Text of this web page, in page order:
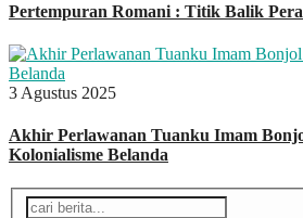
Pertempuran Romani : Titik Balik
3 Agustus 2025
Akhir Perlawanan Tuanku Imam
Kolonialisme Belanda